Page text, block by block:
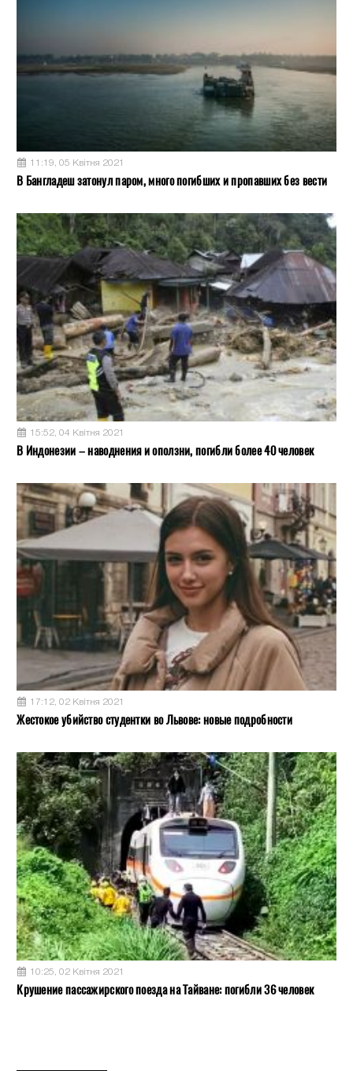
11:19, 05 Квітня 2021
В Бангладеш затонул паром, много погибших и пропавших без вести
15:52, 04 Квітня 2021
В Индонезии – наводнения и оползни, погибли более 40 человек
17:12, 02 Квітня 2021
Жестокое убийство студентки во Львове: новые подробности
10:25, 02 Квітня 2021
Крушение пассажирского поезда на Тайване: погибли 36 человек